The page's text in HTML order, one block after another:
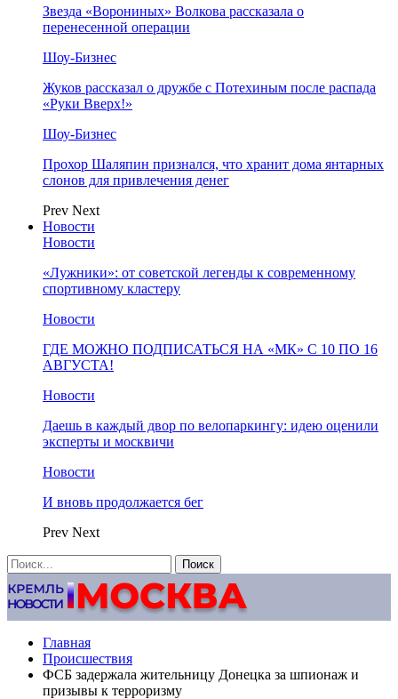
Звезда «Ворониных» Волкова рассказала о
перенесенной операции
Шоу-Бизнес
Жуков рассказал о дружбе с Потехиным после распада
«Руки Вверх!»
Шоу-Бизнес
Прохор Шаляпин признался, что хранит дома янтарных
слонов для привлечения денег
Prev Next
Новости
Новости
«Лужники»: от советской легенды к современному
спортивному кластеру
Новости
ГДЕ МОЖНО ПОДПИСАТЬСЯ НА «МК» С 10 ПО 16
АВГУСТА!
Новости
Даешь в каждый двор по велопаркингу: идею оценили
эксперты и москвичи
Новости
И вновь продолжается бег
Prev Next
Главная
Происшествия
ФСБ задержала жительницу Донецка за шпионаж и
призывы к терроризму